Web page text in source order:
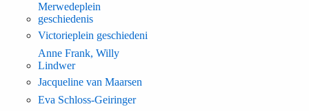
Merwedeplein
geschiedenis
Victorieplein geschiedeni
Anne Frank, Willy
Lindwer
Jacqueline van Maarsen
Eva Schloss-Geiringer